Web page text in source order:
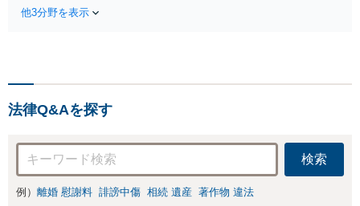
お店の風評被害対
応可：開示請求の
意見照会が来たと
きの対処法、被害
者との示談交渉
他3分野を表示
法律Q&Aを探す
検索
例） 離婚 慰謝料 誹謗中傷 相続 遺産 著作物 違法